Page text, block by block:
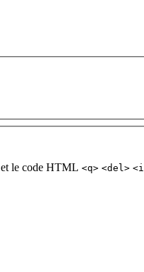
et le code HTML <q> <del>